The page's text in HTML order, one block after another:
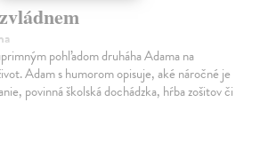
pohľadom druháha Adama na
Adam s humorom opisuje, aké náročné je
povinná školská dochádzka, hŕba zošitov či